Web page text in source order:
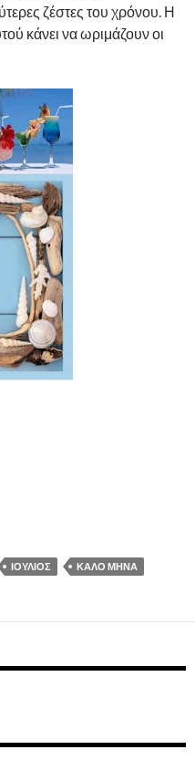
ζέστες του χρόνου. Η
κάνει να ωριμάζουν οι
ΙΟΎΛΙΟΣ ΚΑΛΌ ΜΉΝΑ